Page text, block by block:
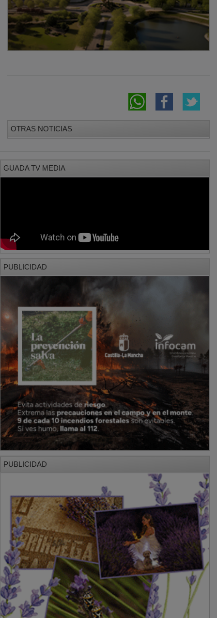
OTRAS NOTICIAS
GUADA TV MEDIA
PUBLICIDAD
PUBLICIDAD